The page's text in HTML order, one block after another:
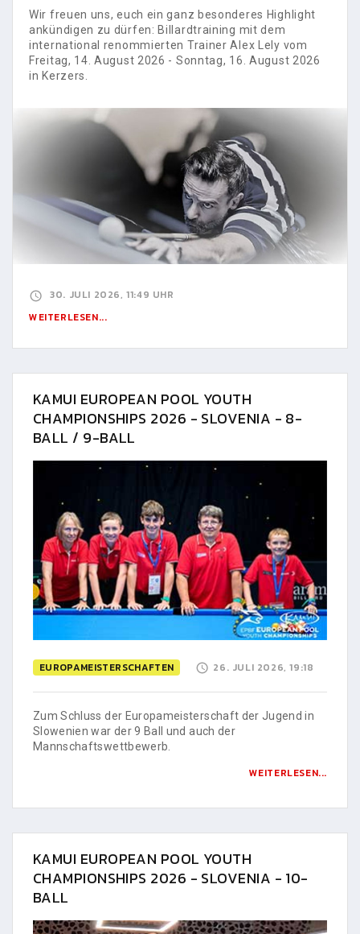
Wir freuen uns, euch ein ganz besonderes Highlight
ankündigen zu dürfen: Billardtraining mit dem
international renommierten Trainer Alex Lely vom
Freitag, 14. August 2026 - Sonntag, 16. August 2026
in Kerzers.
30. JULI 2026, 11:49 UHR
WEITERLESEN...
KAMUI EUROPEAN POOL YOUTH
CHAMPIONSHIPS 2026 - SLOVENIA - 8-
BALL / 9-BALL
EUROPAMEISTERSCHAFTEN 26. JULI 2026, 19:18
Zum Schluss der Europameisterschaft der Jugend in
Slowenien war der 9 Ball und auch der
Mannschaftswettbewerb.
WEITERLESEN...
KAMUI EUROPEAN POOL YOUTH
CHAMPIONSHIPS 2026 - SLOVENIA - 10-
BALL